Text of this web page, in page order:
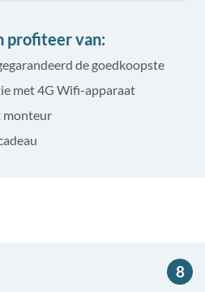
profiteer van:
de goedkoopste
met 4G Wifi-apparaat
monteur
8